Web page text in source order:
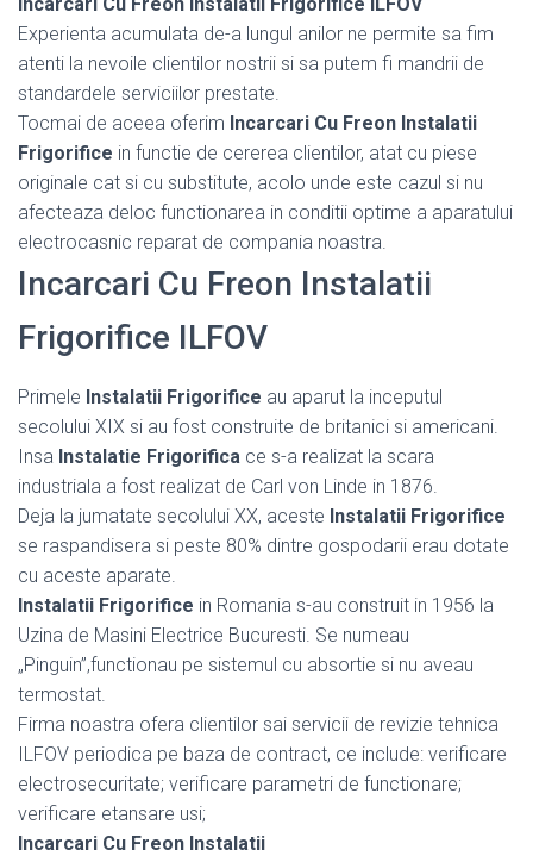
Experienta acumulata de-a lungul anilor ne permite sa fim
atenti la nevoile clientilor nostrii si sa putem fi mandrii de
standardele serviciilor prestate.
Tocmai de aceea oferim Incarcari Cu Freon Instalatii
Frigorifice in functie de cererea clientilor, atat cu piese
originale cat si cu substitute, acolo unde este cazul si nu
afecteaza deloc functionarea in conditii optime a aparatului
electrocasnic reparat de compania noastra.
Incarcari Cu Freon Instalatii
Frigorifice ILFOV
Primele Instalatii Frigorifice au aparut la inceputul
secolului XIX si au fost construite de britanici si americani.
Insa Instalatie Frigorifica ce s-a realizat la scara
industriala a fost realizat de Carl von Linde in 1876.
Deja la jumatate secolului XX, aceste Instalatii Frigorifice
se raspandisera si peste 80% dintre gospodarii erau dotate
cu aceste aparate.
Instalatii Frigorifice in Romania s-au construit in 1956 la
Uzina de Masini Electrice Bucuresti. Se numeau
„Pinguin”,functionau pe sistemul cu absortie si nu aveau
termostat.
Firma noastra ofera clientilor sai servicii de revizie tehnica
ILFOV periodica pe baza de contract, ce include: verificare
electrosecuritate; verificare parametri de functionare;
verificare etansare usi;
Incarcari Cu Freon Instalatii